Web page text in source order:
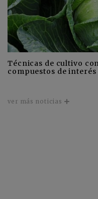
Técnicas de cultivo
compuestos de
ver más noticias